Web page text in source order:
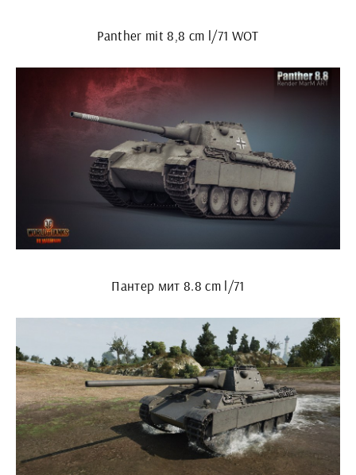
Panther mit 8,8 cm l/71 WOT
Пантер мит 8.8 cm l/71